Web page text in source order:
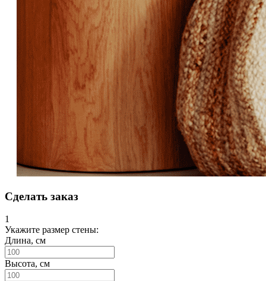
Сделать заказ
1
Укажите размер стены:
Длина, см
Высота, см